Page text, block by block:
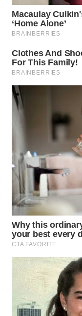
Wahana
Media
Group
NEWS
WAHANA
INFRASTRUKTUR
WAHANA
KONSUMEN
WAHANA
LISTRIK
WAHANA
TRAVEL
WAHANA
TV